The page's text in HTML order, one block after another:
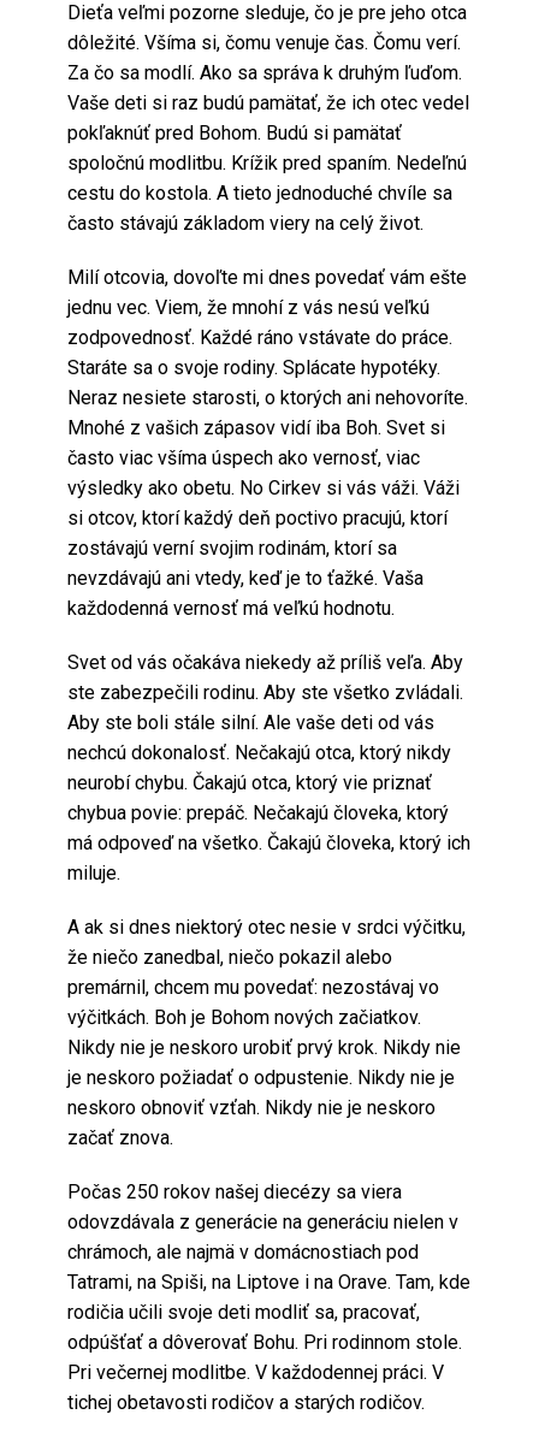
Dieťa veľmi pozorne sleduje, čo je pre jeho otca
dôležité. Všíma si, čomu venuje čas. Čomu verí.
Za čo sa modlí. Ako sa správa k druhým ľuďom.
Vaše deti si raz budú pamätať, že ich otec vedel
pokľaknúť pred Bohom. Budú si pamätať
spoločnú modlitbu. Krížik pred spaním. Nedeľnú
cestu do kostola. A tieto jednoduché chvíle sa
často stávajú základom viery na celý život.
Milí otcovia, dovoľte mi dnes povedať vám ešte
jednu vec. Viem, že mnohí z vás nesú veľkú
zodpovednosť. Každé ráno vstávate do práce.
Staráte sa o svoje rodiny. Splácate hypotéky.
Neraz nesiete starosti, o ktorých ani nehovoríte.
Mnohé z vašich zápasov vidí iba Boh. Svet si
často viac všíma úspech ako vernosť, viac
výsledky ako obetu. No Cirkev si vás váži. Váži
si otcov, ktorí každý deň poctivo pracujú, ktorí
zostávajú verní svojim rodinám, ktorí sa
nevzdávajú ani vtedy, keď je to ťažké. Vaša
každodenná vernosť má veľkú hodnotu.
Svet od vás očakáva niekedy až príliš veľa. Aby
ste zabezpečili rodinu. Aby ste všetko zvládali.
Aby ste boli stále silní. Ale vaše deti od vás
nechcú dokonalosť. Nečakajú otca, ktorý nikdy
neurobí chybu. Čakajú otca, ktorý vie priznať
chybua povie: prepáč. Nečakajú človeka, ktorý
má odpoveď na všetko. Čakajú človeka, ktorý ich
miluje.
A ak si dnes niektorý otec nesie v srdci výčitku,
že niečo zanedbal, niečo pokazil alebo
premárnil, chcem mu povedať: nezostávaj vo
výčitkách. Boh je Bohom nových začiatkov.
Nikdy nie je neskoro urobiť prvý krok. Nikdy nie
je neskoro požiadať o odpustenie. Nikdy nie je
neskoro obnoviť vzťah. Nikdy nie je neskoro
začať znova.
Počas 250 rokov našej diecézy sa viera
odovzdávala z generácie na generáciu nielen v
chrámoch, ale najmä v domácnostiach pod
Tatrami, na Spiši, na Liptove i na Orave. Tam, kde
rodičia učili svoje deti modliť sa, pracovať,
odpúšťať a dôverovať Bohu. Pri rodinnom stole.
Pri večernej modlitbe. V každodennej práci. V
tichej obetavosti rodičov a starých rodičov.